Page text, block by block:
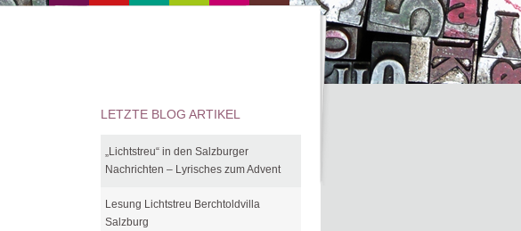
LETZTE BLOG ARTIKEL
„Lichtstreu“ in den Salzburger
Nachrichten – Lyrisches zum Advent
Lesung Lichtstreu Berchtoldvilla
Salzburg